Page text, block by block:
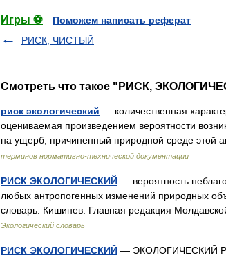
Игры ⚽
Поможем написать реферат
РИСК, ЧИСТЫЙ
Смотреть что такое "РИСК,
риск экологический — количественная
оцениваемая произведением вероятности
на ущерб, причиненный природной среде
терминов нормативно-технической документации
РИСК ЭКОЛОГИЧЕСКИЙ — вероятность
любых антропогенных изменений природных
словарь. Кишинев: Главная редакция
Экологический словарь
РИСК ЭКОЛОГИЧЕСКИЙ — ЭКОЛОГИЧЕСКИЙ